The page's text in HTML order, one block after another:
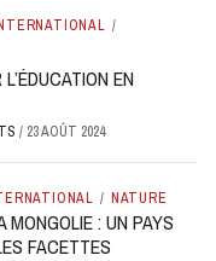
/
EN
/ 23 AOÛT 2024
/ NATURE
MONGOLIE : UN PAYS
FACETTES